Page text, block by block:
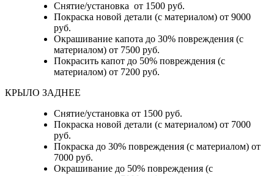
Снятие/установка от 1500 руб.
Покраска новой детали (с материалом) от 9000
руб.
Окрашивание капота до 30% повреждения (с
материалом) от 7500 руб.
Покрасить капот до 50% повреждения (с
материалом) от 7200 руб.
КРЫЛО ЗАДНЕЕ
Снятие/установка от 1500 руб.
Покраска новой детали (с материалом) от 7000
руб.
Покраска до 30% повреждения (с материалом) от
7000 руб.
Окрашивание до 50% повреждения (с